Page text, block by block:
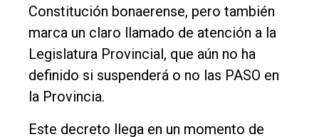
Fúnebres
Edición
Empresa
Nosotros
Constitución bonaerense, pero también
marca un claro llamado de atención a la
Legislatura Provincial, que aún no ha
definido si suspenderá o no las PASO en
la Provincia.
Este decreto llega en un momento de